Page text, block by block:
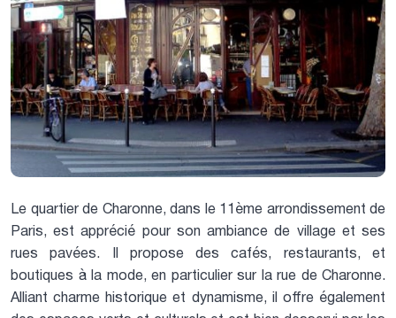
Le quartier de Charonne, dans le 11ème arrondissement de
Paris, est apprécié pour son ambiance de village et ses
rues pavées. Il propose des cafés, restaurants, et
boutiques à la mode, en particulier sur la rue de Charonne.
Alliant charme historique et dynamisme, il offre également